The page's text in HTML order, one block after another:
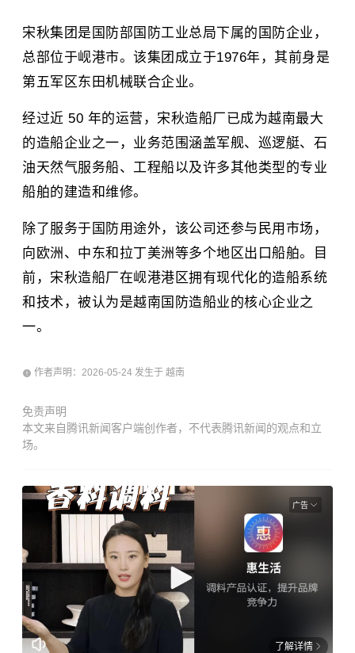
宋秋集团是国防部国防工业总局下属的国防企业，
总部位于岘港市。该集团成立于1976年，其前身是
第五军区东田机械联合企业。
经过近 50 年的运营，宋秋造船厂已成为越南最大
的造船企业之一，业务范围涵盖军舰、巡逻艇、石
油天然气服务船、工程船以及许多其他类型的专业
船舶的建造和维修。
除了服务于国防用途外，该公司还参与民用市场，
向欧洲、 中东和拉丁美洲等多个地区出口船舶。目
前，宋秋造船厂在岘港港区拥有现代化的造船系统
和技术，被认为是越南国防造船业的核心企业之
一。
作者声明：2026-05-24 发生于 越南
免责声明
本文来自腾讯新闻客户端创作者，不代表腾讯新闻的观点和立
场。
广告
了解详情